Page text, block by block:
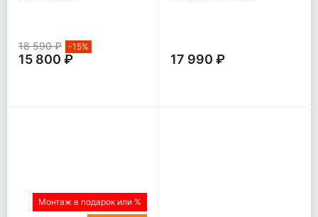
18 590 ₽ -15%
15 800 ₽ 17 990 ₽
Монтаж в подарок или %